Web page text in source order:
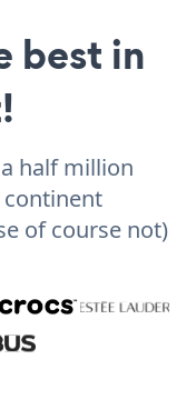
best in
half million
continent
of course not)